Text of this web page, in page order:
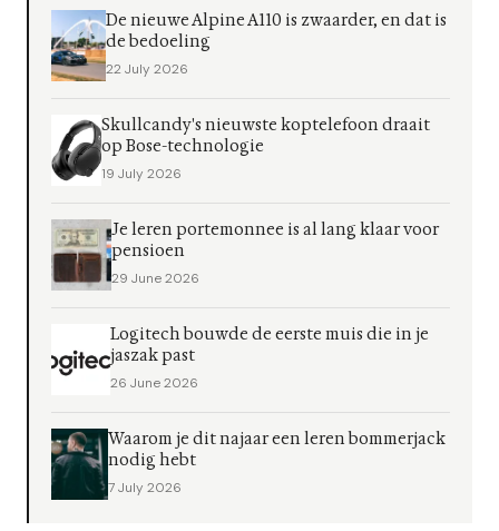
De nieuwe Alpine A110 is zwaarder, en dat is
de bedoeling
22 July 2026
Skullcandy's nieuwste koptelefoon draait
op Bose-technologie
19 July 2026
Je leren portemonnee is al lang klaar voor
pensioen
29 June 2026
Logitech bouwde de eerste muis die in je
jaszak past
26 June 2026
Waarom je dit najaar een leren bommerjack
nodig hebt
7 July 2026